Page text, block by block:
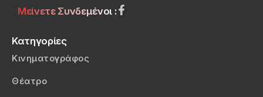
Μείνετε Συνδεμένοι :
Κατηγορίες
Κινηματογράφος
Θέατρο